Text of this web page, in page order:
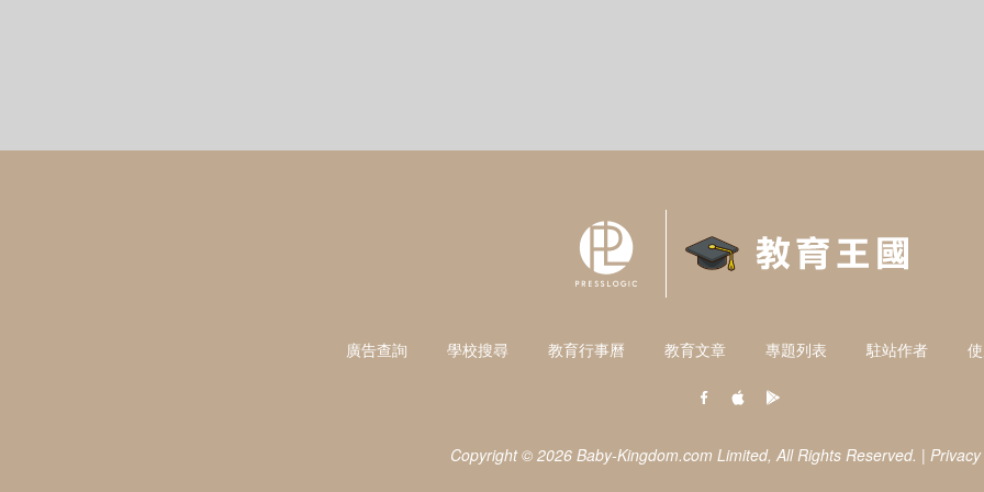
廣告查詢 學校搜尋 教育行事曆 教育文章 專題列表 駐站作者
Copyright © 2026 Baby-Kingdom.com Limited, All Rights Reserved. |